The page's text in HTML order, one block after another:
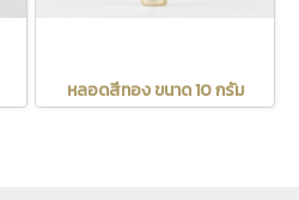
หลอดสีทอง ขนาด 10 กรัม